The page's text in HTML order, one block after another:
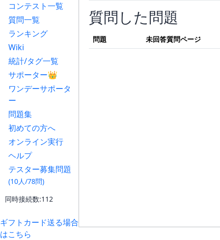
コンテスト一覧
質問一覧
ランキング
Wiki
統計/タグ一覧
サポーター👑
ワンデーサポータ
ー
問題集
初めての方へ
オンライン実行
ヘルプ
テスター募集問題
(10人/78問)
同時接続数:112
ギフトカード送る場合
はこちら
質問した問題
問題 未回答質問ページ